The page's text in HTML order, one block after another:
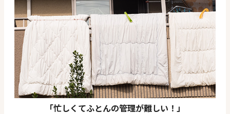
「忙しくてふとんの管理が難しい！」